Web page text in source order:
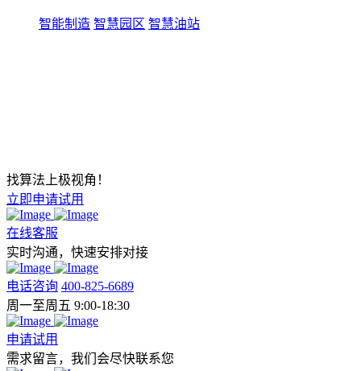
智能制造 智慧园区 智慧油站
找算法上极视角！
立即申请试用
在线客服
实时沟通，快速安排对接
电话咨询 400-825-6689
周一至周五 9:00-18:30
申请试用
需求留言，我们会尽快联系您